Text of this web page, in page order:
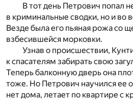
В тот день Петрович попал
в криминальные сводки, но и во
Везде была его пьяная рожа со
взбесившейся морковки.
Узнав о происшествии,
к спасателям забирать свою
Теперь балконную дверь она
тоже. Но Петрович научился ее
нет дома, летает по квартире с